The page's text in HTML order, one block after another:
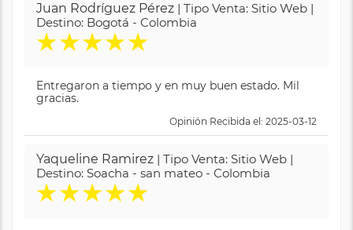
Juan Rodríguez Pérez | Tipo Venta: Sitio Web |
Destino: Bogotá - Colombia
★★★★★
Entregaron a tiempo y en muy buen estado. Mil
gracias.
Opinión Recibida el: 2025-03-12
Yaqueline Ramirez | Tipo Venta: Sitio Web |
Destino: Soacha - san mateo - Colombia
★★★★★